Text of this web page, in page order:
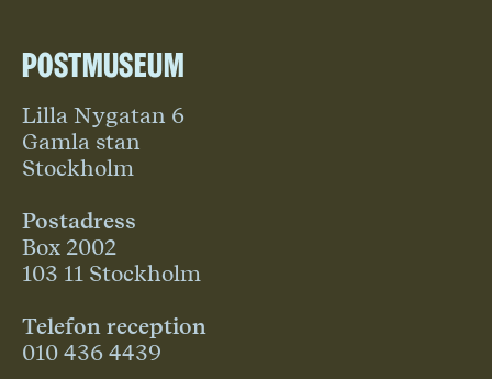
Postmuseum
Lilla Nygatan 6
Gamla stan
Stockholm
Postadress
Box 2002
103 11 Stockholm
Telefon reception
010 436 4439